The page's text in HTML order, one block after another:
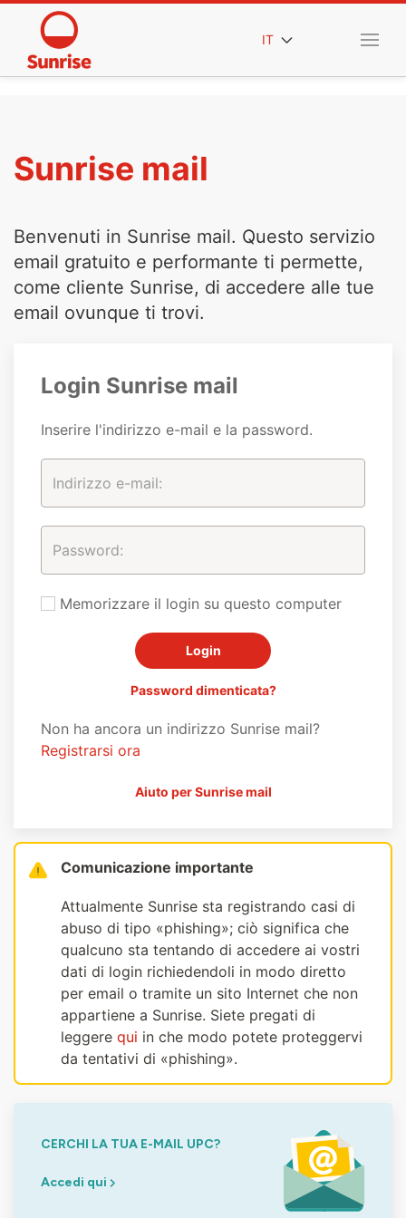
IT
Sunrise mail
Benvenuti in Sunrise mail. Questo servizio
email gratuito e performante ti permette,
come cliente Sunrise, di accedere alle tue
email ovunque ti trovi.
Login Sunrise mail
Inserire l'indirizzo e-mail e la password.
Memorizzare il login su questo computer
Password dimenticata?
Non ha ancora un indirizzo Sunrise mail?
Registrarsi ora
Aiuto per Sunrise mail
Comunicazione importante
Attualmente Sunrise sta registrando casi di
abuso di tipo «phishing»; ciò significa che
qualcuno sta tentando di accedere ai vostri
dati di login richiedendoli in modo diretto
per email o tramite un sito Internet che non
appartiene a Sunrise. Siete pregati di
leggere qui in che modo potete proteggervi
da tentativi di «phishing».
CERCHI LA TUA E-MAIL UPC?
Accedi qui